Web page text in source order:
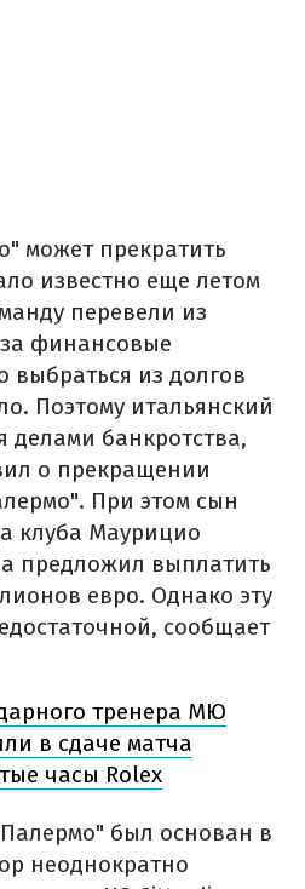
может прекратить
известно еще летом
перевели из
финансовые
из долгов
Поэтому итальянский
банкротства,
о прекращении
При этом сын
клуба Маурицио
предложил выплатить
евро. Однако эту
сообщает
тренера МЮ
в сдаче матча
часы Rolex
был основан в
неоднократно